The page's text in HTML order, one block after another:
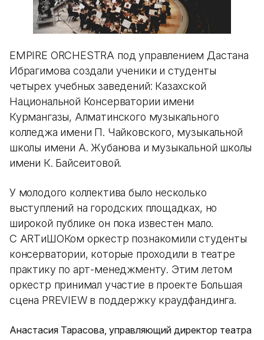
EMPIRE ORCHESTRA под управлением Дастана
Ибрагимова создали ученики и студенты
четырех учебных заведений: Казахской
Национальной Консерватории имени
Курмангазы, Алматинского музыкального
колледжа имени П. Чайковского, музыкальной
школы имени А. Жубанова и музыкальной школы
имени К. Байсеитовой.
У молодого коллектива было несколько
выступлений на городских площадках, но
широкой публике он пока известен мало.
С ARTиШОКом оркестр познакомили студенты
консерватории, которые проходили в театре
практику по арт-менеджменту. Этим летом
оркестр принимал участие в проекте Большая
сцена PREVIEW в поддержку краудфандинга.
Анастасия Тарасова, управляющий директор театра